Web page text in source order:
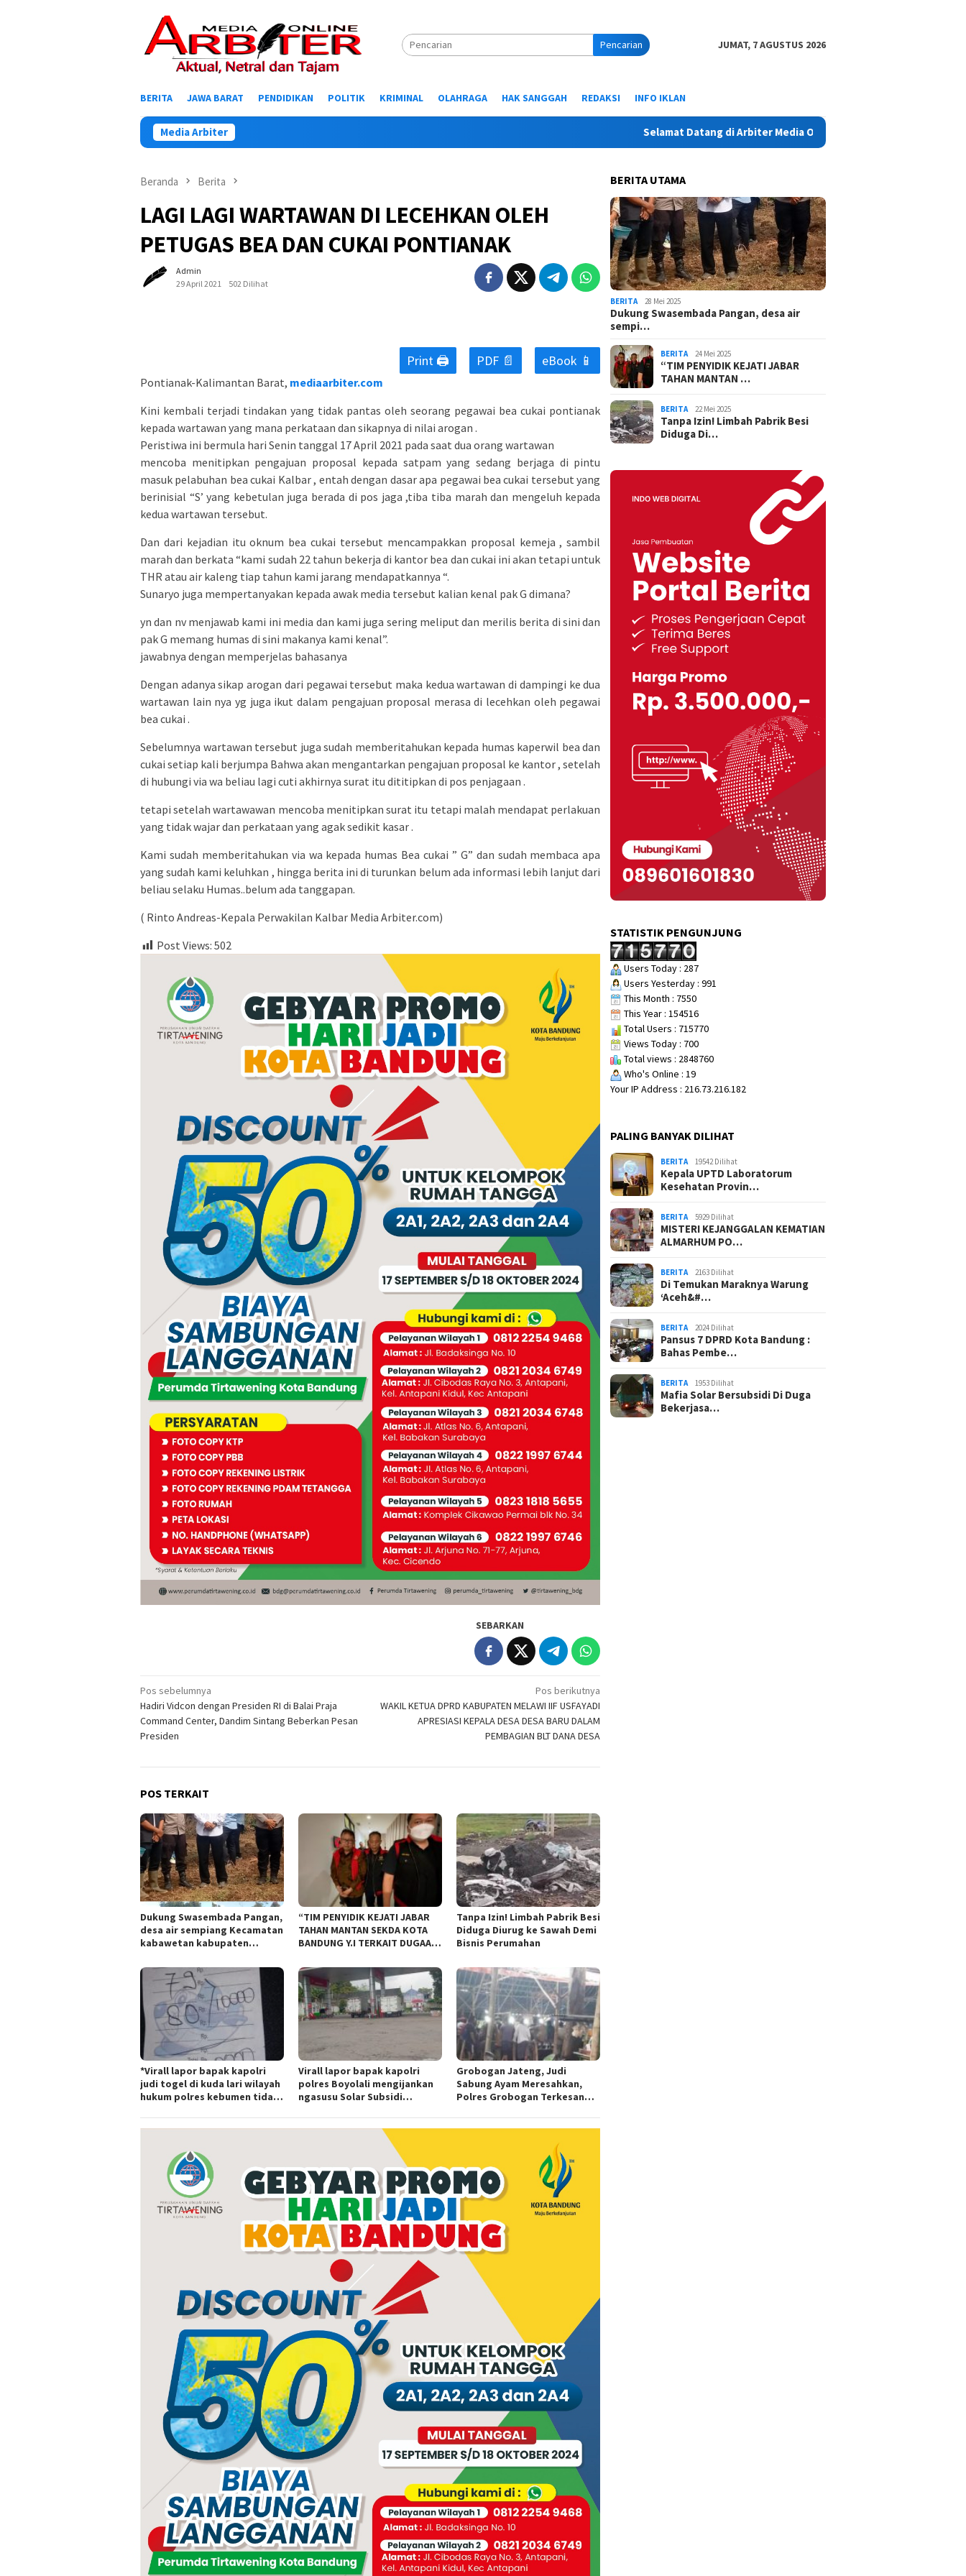
Pencarian JUMAT, 7 AGUSTUS 2026
BERITA JAWA BARAT PENDIDIKAN POLITIK KRIMINAL OLAHRAGA HAK SANGGAH REDAKSI INFO IKLAN
Media Arbiter Selamat Datang di Arbiter Media Online - Aktual, Netral dan Tajam
Beranda Berita
LAGI LAGI WARTAWAN DI LECEHKAN OLEH
PETUGAS BEA DAN CUKAI PONTIANAK
Admin
29 April 2021
502 Dilihat
Print 🖨 PDF 📄 eBook 📱
Pontianak-Kalimantan Barat, mediaarbiter.com
Kini kembali terjadi tindakan yang tidak pantas oleh seorang pegawai bea cukai pontianak
kepada wartawan yang mana perkataan dan sikapnya di nilai arogan .
Peristiwa ini bermula hari Senin tanggal 17 April 2021 pada saat dua orang wartawan
mencoba menitipkan pengajuan proposal kepada satpam yang sedang berjaga di pintu
masuk pelabuhan bea cukai Kalbar , entah dengan dasar apa pegawai bea cukai tersebut yang
berinisial “S’ yang kebetulan juga berada di pos jaga ,tiba tiba marah dan mengeluh kepada
kedua wartawan tersebut.
Dan dari kejadian itu oknum bea cukai tersebut mencampakkan proposal kemeja , sambil
marah dan berkata “kami sudah 22 tahun bekerja di kantor bea dan cukai ini akan tetapi untuk
THR atau air kaleng tiap tahun kami jarang mendapatkannya “.
Sunaryo juga mempertanyakan kepada awak media tersebut kalian kenal pak G dimana?
yn dan nv menjawab kami ini media dan kami juga sering meliput dan merilis berita di sini dan
pak G memang humas di sini makanya kami kenal”.
jawabnya dengan memperjelas bahasanya
Dengan adanya sikap arogan dari pegawai tersebut maka kedua wartawan di dampingi ke dua
wartawan lain nya yg juga ikut dalam pengajuan proposal merasa di lecehkan oleh pegawai
bea cukai .
Sebelumnya wartawan tersebut juga sudah memberitahukan kepada humas kaperwil bea dan
cukai setiap kali berjumpa Bahwa akan mengantarkan pengajuan proposal ke kantor , setelah
di hubungi via wa beliau lagi cuti akhirnya surat itu dititipkan di pos penjagaan .
tetapi setelah wartawawan mencoba menitipkan surat itu tetapi malah mendapat perlakuan
yang tidak wajar dan perkataan yang agak sedikit kasar .
Kami sudah memberitahukan via wa kepada humas Bea cukai ” G” dan sudah membaca apa
yang sudah kami keluhkan , hingga berita ini di turunkan belum ada informasi lebih lanjut dari
beliau selaku Humas..belum ada tanggapan.
( Rinto Andreas-Kepala Perwakilan Kalbar Media Arbiter.com)
Post Views: 502
SEBARKAN
Navigasi
pos
Pos sebelumnya
Hadiri Vidcon dengan Presiden RI di Balai Praja
Command Center, Dandim Sintang Beberkan Pesan
Presiden
Pos berikutnya
WAKIL KETUA DPRD KABUPATEN MELAWI IIF USFAYADI
APRESIASI KEPALA DESA DESA BARU DALAM
PEMBAGIAN BLT DANA DESA
POS TERKAIT
Dukung Swasembada Pangan,
desa air sempiang Kecamatan
kabawetan kabupaten
JagungRabu 28 mei 2025
“TIM PENYIDIK KEJATI JABAR
TAHAN MANTAN SEKDA KOTA
BANDUNG Y.I TERKAIT DUGAAN
BANDUNG”.
Tanpa Izin! Limbah Pabrik Besi
Diduga Diurug ke Sawah Demi
Bisnis Perumahan
*Virall lapor bapak kapolri
judi togel di kuda lari wilayah
hukum polres kebumen tidak
Virall lapor bapak kapolri
polres Boyolali mengijankan
ngasusu Solar Subsidi
Grobogan Jateng, Judi
Sabung Ayam Meresahkan,
Polres Grobogan Terkesan
BERITA UTAMA
BERITA 28 Mei 2025
Dukung Swasembada Pangan, desa air
sempi…
BERITA 24 Mei 2025
“TIM PENYIDIK KEJATI JABAR
TAHAN MANTAN …
BERITA 22 Mei 2025
Tanpa Izin! Limbah Pabrik Besi
Diduga Di…
STATISTIK PENGUNJUNG
Users Today : 287
Users Yesterday : 991
This Month : 7550
This Year : 154516
Total Users : 715770
Views Today : 700
Total views : 2848760
Who's Online : 19
Your IP Address : 216.73.216.182
PALING BANYAK DILIHAT
BERITA 19542 Dilihat
Kepala UPTD Laboratorum
Kesehatan Provin…
BERITA 5929 Dilihat
MISTERI KEJANGGALAN KEMATIAN
ALMARHUM PO…
BERITA 2163 Dilihat
Di Temukan Maraknya Warung
‘Aceh&#…
BERITA 2024 Dilihat
Pansus 7 DPRD Kota Bandung :
Bahas Pembe…
BERITA 1953 Dilihat
Mafia Solar Bersubsidi Di Duga
Bekerjasa…